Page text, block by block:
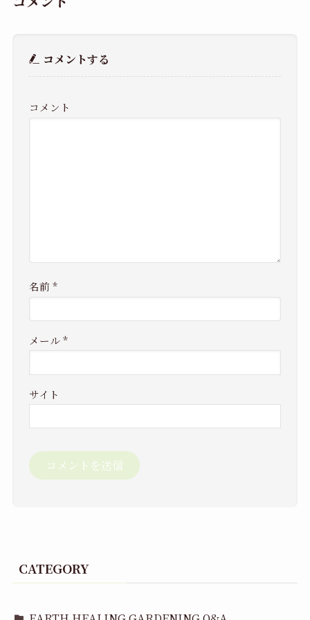
コメントする
コメント
名前*
メール*
サイト
CATEGORY